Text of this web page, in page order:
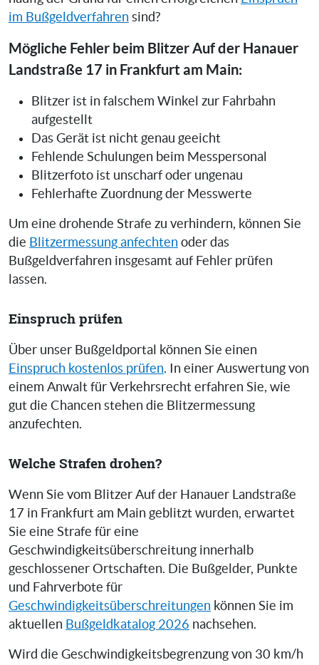
im Bußgeldverfahren sind?
Mögliche Fehler beim Blitzer Auf der Hanauer
Landstraße 17 in Frankfurt am Main:
Blitzer ist in falschem Winkel zur Fahrbahn
aufgestellt
Das Gerät ist nicht genau geeicht
Fehlende Schulungen beim Messpersonal
Blitzerfoto ist unscharf oder ungenau
Fehlerhafte Zuordnung der Messwerte
Um eine drohende Strafe zu verhindern, können Sie
die Blitzermessung anfechten oder das
Bußgeldverfahren insgesamt auf Fehler prüfen
lassen.
Einspruch prüfen
Über unser Bußgeldportal können Sie einen
Einspruch kostenlos prüfen. In einer Auswertung von
einem Anwalt für Verkehrsrecht erfahren Sie, wie
gut die Chancen stehen die Blitzermessung
anzufechten.
Welche Strafen drohen?
Wenn Sie vom Blitzer Auf der Hanauer Landstraße
17 in Frankfurt am Main geblitzt wurden, erwartet
Sie eine Strafe für eine
Geschwindigkeitsüberschreitung innerhalb
geschlossener Ortschaften. Die Bußgelder, Punkte
und Fahrverbote für
Geschwindigkeitsüberschreitungen können Sie im
aktuellen Bußgeldkatalog 2026 nachsehen.
Wird die Geschwindigkeitsbegrenzung von 30 km/h